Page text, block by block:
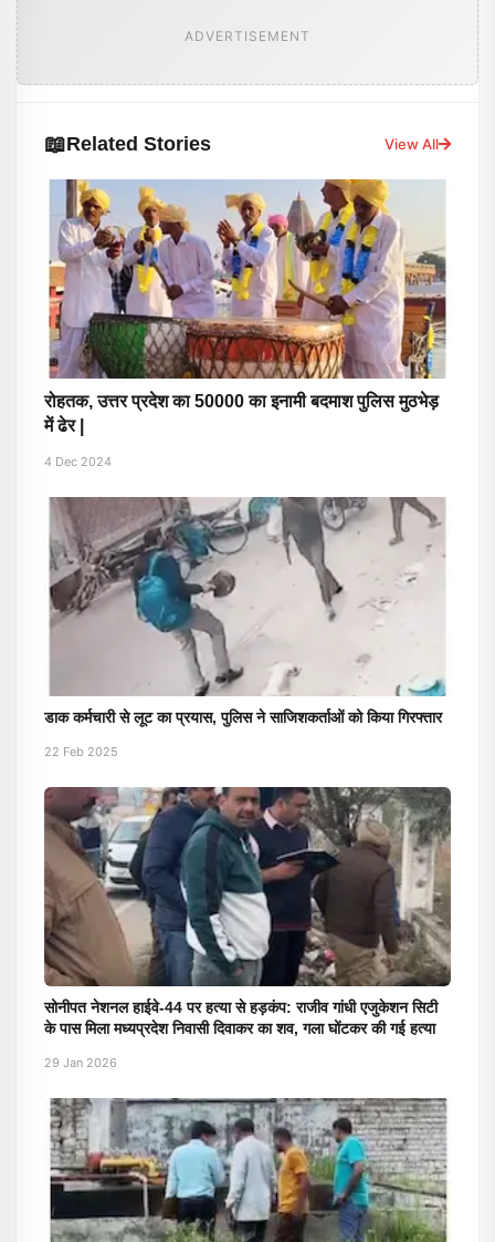
ADVERTISEMENT
📖Related Stories View All
रोहतक, उत्तर प्रदेश का 50000 का इनामी बदमाश पुलिस मुठभेड़
में ढेर |
4 Dec 2024
डाक कर्मचारी से लूट का प्रयास, पुलिस ने साजिशकर्ताओं को किया गिरफ्तार
22 Feb 2025
सोनीपत नेशनल हाईवे-44 पर हत्या से हड़कंप: राजीव गांधी एजुकेशन सिटी
के पास मिला मध्यप्रदेश निवासी दिवाकर का शव, गला घोंटकर की गई हत्या
29 Jan 2026